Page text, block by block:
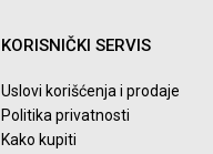
KORISNIČKI SERVIS
Uslovi korišćenja i prodaje
Politika privatnosti
Kako kupiti